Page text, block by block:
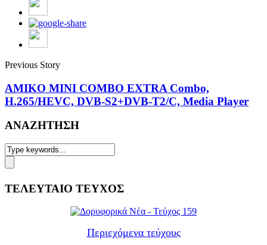
Previous Story
AMIKO MINI COMBO EXTRA Combo,
H.265/HEVC, DVB-S2+DVB-T2/C, Media Player
ΑΝΑΖΗΤΗΣΗ
ΤΕΛΕΥΤΑΙΟ ΤΕΥΧΟΣ
Περιεχόμενα τεύχους